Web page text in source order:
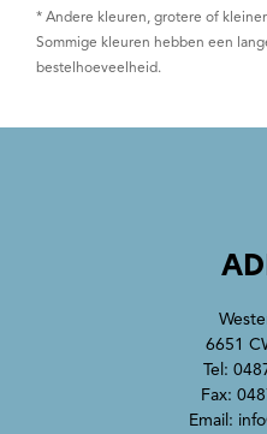
* Andere kleuren, grotere of
Sommige kleuren hebben een
bestelhoeveelheid.
6651
Tel:
Fax:
Email: